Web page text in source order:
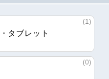
タブレット
(1)
(0)